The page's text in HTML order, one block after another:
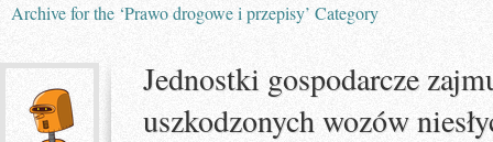
Archive for the ‘Prawo drogowe i przepisy’ Category
Jednostki gospodarcze
uszkodzonych wozów